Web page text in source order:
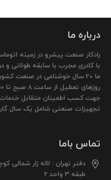
درباره ما
رادکار صنعت پیشرو در زمینه
با کادری مجرب با سابقه طولانی
ما 20 سال خوشنامی در صنعت
جهت کسب اطمینان متقابل خدمات
تجهیزات صنعتی شامل یک سال
تماس باما
دفتر تهران : لاله زار
طبقه 3 واحد 2